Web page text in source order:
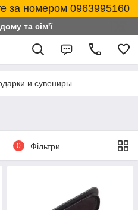
за номером 0963995160
та сім'ї
и сувениры
0 Фільтри